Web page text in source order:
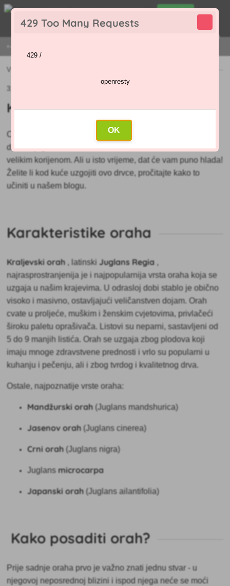
429 Too Many Requests
429 /
openresty
OK
+421 915 420 295 | PON - PET 9:00 - 16:00
Menu
Vijesti »Kako i kada saditi orah?
31.08.2023 (Izvorni članak: 17.08.2023)
Kako i kada saditi orah?
Orah je
prekrasan dodatak velikim vrtovima - jer će uz
dobru njegu izrasti u stvarno visoko i moćno stablo s
velikim korijenom. Ali u isto vrijeme, dat će vam puno hlada!
Želite li kod kuće uzgojiti ovo drvce, pročitajte kako to
učiniti u našem blogu.
Karakteristike oraha
Kraljevski orah , latinskiJuglans Regia ,
najrasprostranjenija je i najpopularnija vrsta oraha koja se
uzgaja u našim krajevima. U odrasloj dobi stablo je obično
visoko i masivno, ostavljajući veličanstven dojam. Orah
cvate u proljeće, muškim i ženskim cvjetovima, privlačeći
široku paletu oprašivača. Listovi su neparni, sastavljeni od
5 do 9 manjih listića. Orah se uzgaja zbog plodova koji
imaju mnoge zdravstvene prednosti i vrlo su popularni u
kuhanju i pečenju, ali i zbog tvrdog i kvalitetnog drva.
Ostale, najpoznatije vrste oraha:
Mandžurski orah (Juglans mandshurica)
Jasenov orah (Juglans cinerea)
Crni orah (Juglans nigra)
Juglansmicrocarpa
Japanski orah (Juglans ailantifolia)
Kako posaditi orah?
Prije sadnje oraha prvo je važno znati jednu stvar - u
njegovoj neposrednoj blizini i ispod njega neće se moći